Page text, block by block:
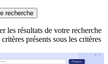
recherche
les résultats de votre recherche
présents sous les critères